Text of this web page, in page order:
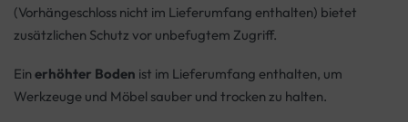
(Vorhängeschloss nicht im Lieferumfang enthalten) bietet
zusätzlichen Schutz vor unbefugtem Zugriff.
Ein erhöhter Boden ist im Lieferumfang enthalten, um
Werkzeuge und Möbel sauber und trocken zu halten.